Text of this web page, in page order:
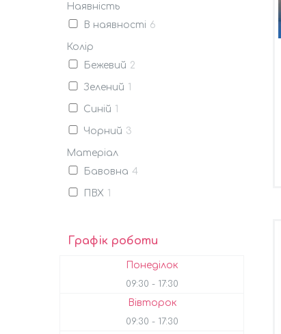
Наявність
В наявності 6
Колір
Бежевий 2
Зелений 1
Синій 1
Чорний 3
Матеріал
Бавовна 4
ПВХ 1
Графік роботи
Понеділок
09:30 17:30
Вівторок
09:30 17:30